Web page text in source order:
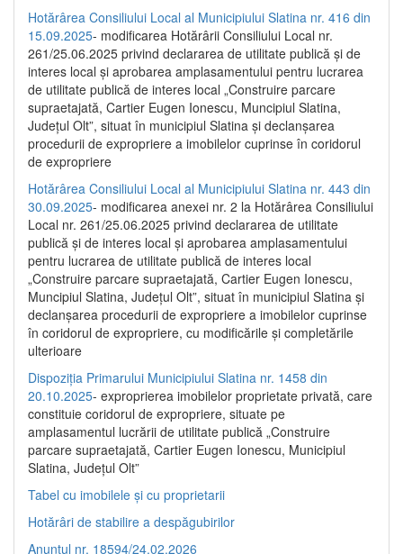
Hotărârea Consiliului Local al Municipiului Slatina nr. 416 din
15.09.2025- modificarea Hotărârii Consiliului Local nr.
261/25.06.2025 privind declararea de utilitate publică și de
interes local și aprobarea amplasamentului pentru lucrarea
de utilitate publică de interes local „Construire parcare
supraetajată, Cartier Eugen Ionescu, Muncipiul Slatina,
Județul Olt”, situat în municipiul Slatina și declanșarea
procedurii de expropriere a imobilelor cuprinse în coridorul
de expropriere
Hotărârea Consiliului Local al Municipiului Slatina nr. 443 din
30.09.2025- modificarea anexei nr. 2 la Hotărârea Consiliului
Local nr. 261/25.06.2025 privind declararea de utilitate
publică şi de interes local şi aprobarea amplasamentului
pentru lucrarea de utilitate publică de interes local
„Construire parcare supraetajată, Cartier Eugen Ionescu,
Muncipiul Slatina, Judeţul Olt”, situat în municipiul Slatina şi
declanşarea procedurii de expropriere a imobilelor cuprinse
în coridorul de expropriere, cu modificările şi completările
ulterioare
Dispoziția Primarului Municipiului Slatina nr. 1458 din
20.10.2025- exproprierea imobilelor proprietate privată, care
constituie coridorul de expropriere, situate pe
amplasamentul lucrării de utilitate publică „Construire
parcare supraetajată, Cartier Eugen Ionescu, Municipiul
Slatina, Județul Olt”
Tabel cu imobilele și cu proprietarii
Hotărâri de stabilire a despăgubirilor
Anunțul nr. 18594/24.02.2026